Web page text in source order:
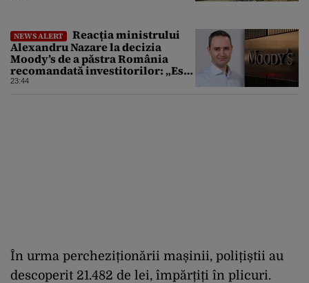
NEWS ALERT
Reacția ministrului
Alexandru Nazare la decizia
Moody’s de a păstra România
recomandată investitorilor: „Este
un răgaz, dar în niciun caz un
23:44
În urma percheziționării mașinii, polițiștii au
descoperit 21.482 de lei, împărțiți în plicuri.